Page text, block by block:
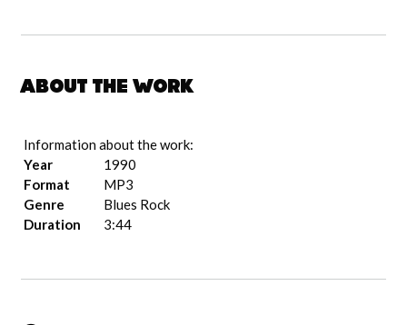
About the work
Information about the work:
Year
1990
Format
MP3
Genre
Blues Rock
Duration
3:44